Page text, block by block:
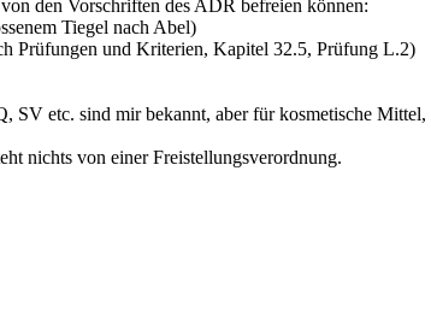
den Vorschriften des ADR befreien können:
Tiegel nach Abel)
Prüfungen und Kriterien, Kapitel 32.5, Prüfung L.2)
etc. sind mir bekannt, aber für kosmetische Mittel,
nichts von einer Freistellungsverordnung.